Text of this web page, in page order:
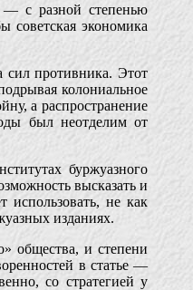
— с разной степенью
экономика
сил противника. Этот
колониальное
а распространение
был неотделим от
буржуазного
высказать и
не как
изданиях.
общества, и степени
в статье —
со стратегией у